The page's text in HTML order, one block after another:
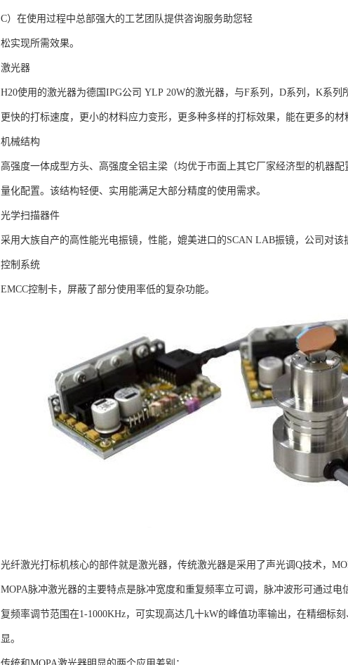
C）在使用过程中总部强大的工艺团队提供咨询服务助您轻
松实现所需效果。
激光器
H20使用的激光器为德国IPG公司 YLP 20W的激光器，与F系列，D系列，K系
更快的打标速度，更小的材料应力变形，更多种多样的打标效果，能在更多的材
机械结构
高强度一体成型方头、高强度全铝主梁（均优于市面上其它厂家经济型的机器
量化配置。该结构轻便、实用能满足大部分精度的使用需求。
光学扫描器件
采用大族自产的高性能光电振镜，性能，媲美进口的SCAN LAB振镜，公司对该
控制系统
EMCC控制卡，屏蔽了部分使用率低的复杂功能。
光纤激光打标机核心的部件就是激光器，传统激光器是采用了声光调Q技术，
MOPA脉冲激光器的主要特点是脉冲宽度和重复频率立可调，脉冲波形可通过
复频率调节范围在1-1000KHz，可实现高达几十kW的峰值功率输出，在精细标
显。